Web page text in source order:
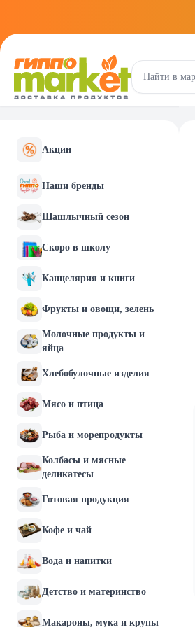
Акции
Наши бренды
Шашлычный сезон
Скоро в школу
Канцелярия и книги
Фрукты и овощи, зелень
Молочные продукты и
яйца
Хлебобулочные изделия
Мясо и птица
Рыба и морепродукты
Колбасы и мясные
деликатесы
Готовая продукция
Кофе и чай
Вода и напитки
Детство и материнство
Макароны, мука и крупы